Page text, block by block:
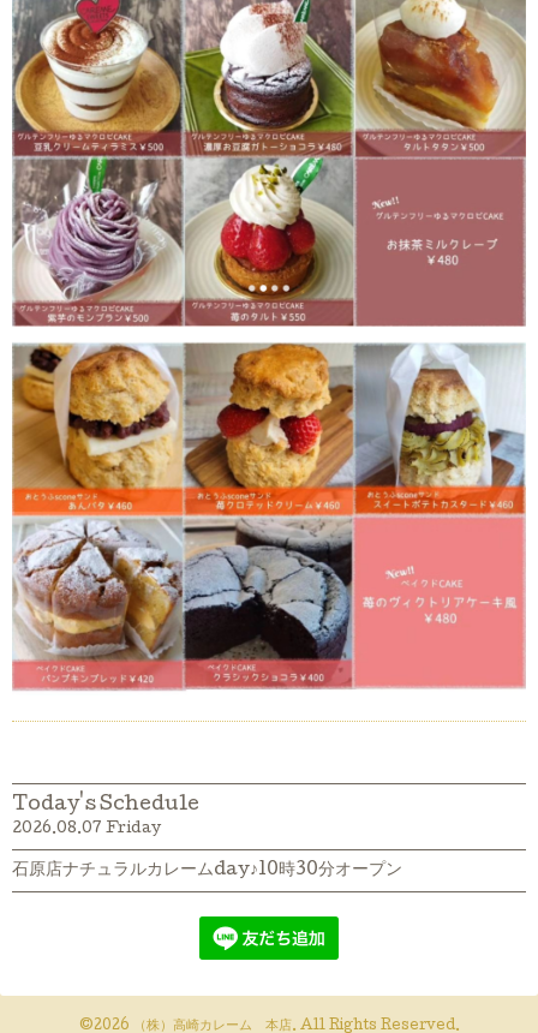
Today's Schedule
2026.08.07 Friday
石原店ナチュラルカレームday♪10時30分オープン
©2026 （株）高崎カレーム 本店. All Rights Reserved.